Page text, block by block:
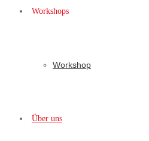
Workshops
Workshop
Über uns